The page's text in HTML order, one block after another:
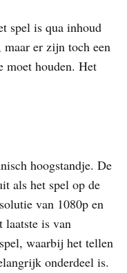
spel is qua inhoud
er zijn toch een
moet houden. Het
hoogstandje. De
als het spel op de
van 1080p en
laatste is van
waarbij het tellen
onderdeel is.